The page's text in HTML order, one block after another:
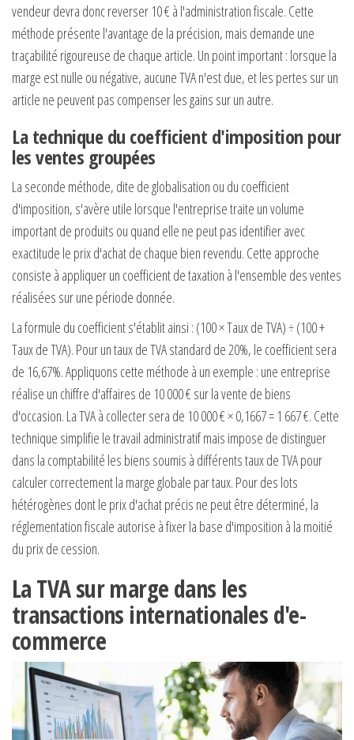
vendeur devra donc reverser 10 € à l'administration fiscale. Cette
méthode présente l'avantage de la précision, mais demande une
traçabilité rigoureuse de chaque article. Un point important : lorsque la
marge est nulle ou négative, aucune TVA n'est due, et les pertes sur un
article ne peuvent pas compenser les gains sur un autre.
La technique du coefficient d'imposition pour
les ventes groupées
La seconde méthode, dite de globalisation ou du coefficient
d'imposition, s'avère utile lorsque l'entreprise traite un volume
important de produits ou quand elle ne peut pas identifier avec
exactitude le prix d'achat de chaque bien revendu. Cette approche
consiste à appliquer un coefficient de taxation à l'ensemble des ventes
réalisées sur une période donnée.
La formule du coefficient s'établit ainsi : (100 × Taux de TVA) ÷ (100 +
Taux de TVA). Pour un taux de TVA standard de 20%, le coefficient sera
de 16,67%. Appliquons cette méthode à un exemple : une entreprise
réalise un chiffre d'affaires de 10 000 € sur la vente de biens
d'occasion. La TVA à collecter sera de 10 000 € × 0,1667 = 1 667 €. Cette
technique simplifie le travail administratif mais impose de distinguer
dans la comptabilité les biens soumis à différents taux de TVA pour
calculer correctement la marge globale par taux. Pour des lots
hétérogènes dont le prix d'achat précis ne peut être déterminé, la
réglementation fiscale autorise à fixer la base d'imposition à la moitié
du prix de cession.
La TVA sur marge dans les
transactions internationales d'e-
commerce